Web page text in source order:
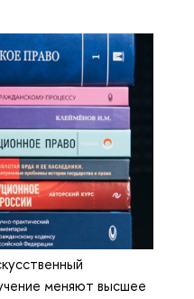
меняют высшее